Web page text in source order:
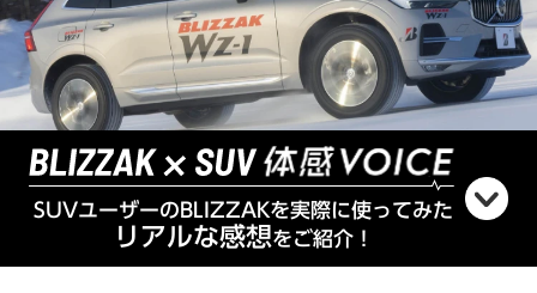
SUVユーザーのBLIZZAKを実際に使ってみた
リアルな感想をご紹介！